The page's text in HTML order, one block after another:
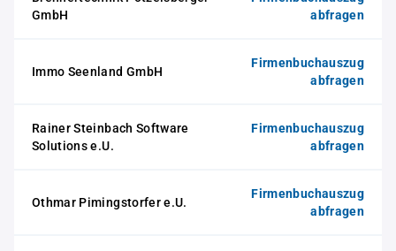
GmbH
abfragen
Immo Seenland GmbH
Firmenbuchauszug
abfragen
Rainer Steinbach Software
Solutions e.U.
Firmenbuchauszug
abfragen
Othmar Pimingstorfer e.U.
Firmenbuchauszug
abfragen